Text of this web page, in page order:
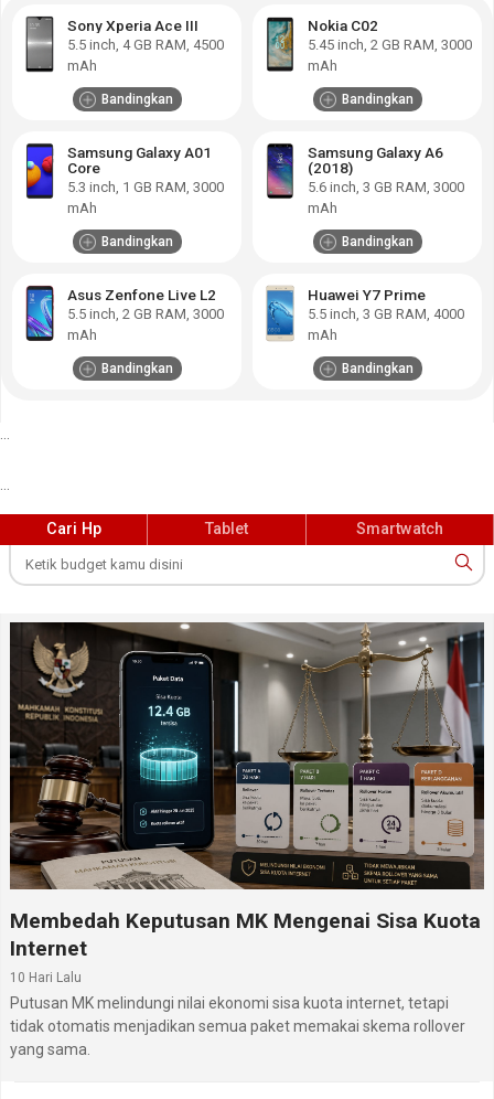
Sony Xperia Ace III
5.5 inch, 4 GB RAM 4500
mAh
Bandingkan
Nokia C02
5.45 inch, 2 GB RAM 3000
mAh
Bandingkan
Samsung Galaxy A01
Core
5.3 inch, 1 GB RAM 3000
mAh
Bandingkan
Samsung Galaxy A6
(2018)
5.6 inch, 3 GB RAM 3000
mAh
Bandingkan
Asus Zenfone Live L2
5.5 inch, 2 GB RAM 3000
mAh
Bandingkan
Huawei Y7 Prime
5.5 inch, 3 GB RAM 4000
mAh
Bandingkan
Cari Hp Tablet Smartwatch
Membedah Keputusan MK Mengenai Sisa Kuota
Internet
10 Hari Lalu
Putusan MK melindungi nilai ekonomi sisa kuota internet, tetapi
tidak otomatis menjadikan semua paket memakai skema rollover
yang sama.